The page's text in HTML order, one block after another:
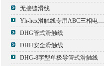
无接缝滑线
Yh-hcx滑触线专用ABC三相电压信号指示灯
DHG管式滑触线
DHH安全滑触线
DHG-8字型单极导管式滑触线